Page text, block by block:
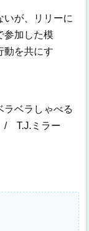
が、リリーに
参加した模
を共にす
ベラしゃべる
/ T.J.ミラー